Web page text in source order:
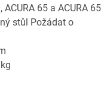
stůl Požádat o